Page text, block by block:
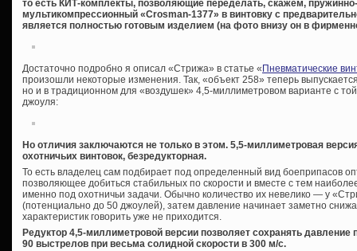
то есть КИТ-комплекты, позволяющие переделать, скажем,
мультикомпрессионный «Crosman-1377» в винтовку с
является полностью готовым изделием (на фото внизу он в
Достаточно подробно я описал «Стрижа» в статье « Пневматические
произошли некоторые изменения. Так, «объект 258» теперь
но и в традиционном для «воздушек» 4,5-миллиметровом варианте с
джоуля:
Но отличия заключаются не только в этом. 5,5-миллиметровая
охотничьих винтовок, безредукторная.
То есть владелец сам подбирает под определенный вид боеприпасов
позволяющее добиться стабильных по скорости и вместе с тем
именно под охотничьи задачи. Обычно количество их невелико — у
(потенциально до 50 джоулей), затем давление начинает заметно
характеристик говорить уже не приходится.
Редуктор 4,5-миллиметровой версии позволяет сохранять
90 выстрелов при весьма солидной скорости в 300 м/с.